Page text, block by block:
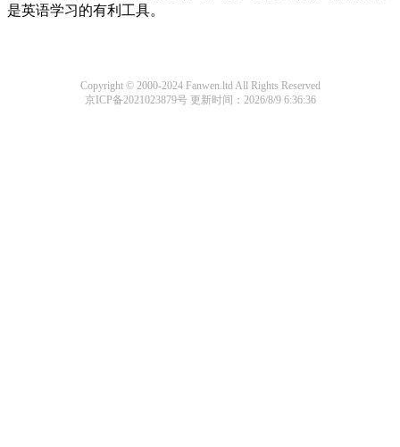
是英语学习的有利工具。
Copyright © 2000-2024 Fanwen.ltd All Rights Reserved
京ICP备2021023879号更新时间：2026/8/9 6:36:36